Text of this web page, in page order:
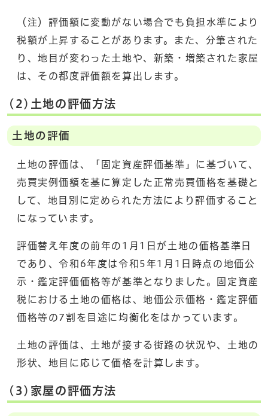
（注）評価額に変動がない場合でも負担水準により
税額が上昇することがあります。また、分筆された
り、地目が変わった土地や、新築・増築された家屋
は、その都度評価額を算出します。
(2)土地の評価方法
土地の評価
土地の評価は、「固定資産評価基準」に基づいて、
売買実例価額を基に算定した正常売買価格を基礎と
して、地目別に定められた方法により評価すること
になっています。
評価替え年度の前年の1月1日が土地の価格基準日
であり、令和6年度は令和5年1月1日時点の地価公
示・鑑定評価価格等が基準となりました。固定資産
税における土地の価格は、地価公示価格・鑑定評価
価格等の7割を目途に均衡化をはかっています。
土地の評価は、土地が接する街路の状況や、土地の
形状、地目に応じて価格を計算します。
(3)家屋の評価方法